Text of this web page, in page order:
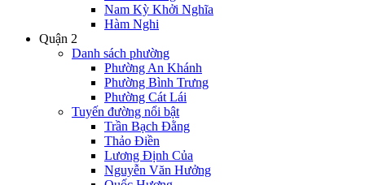
Nam Kỳ Khởi Nghĩa
Hàm Nghi
Quận 2
Danh sách phường
Phường An Khánh
Phường Bình Trưng
Phường Cát Lái
Tuyến đường nổi bật
Trần Bạch Đằng
Thảo Điền
Lương Định Của
Nguyễn Văn Hưởng